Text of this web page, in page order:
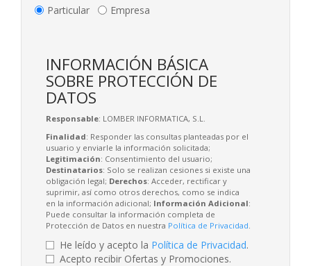
Particular
Empresa
INFORMACIÓN BÁSICA
SOBRE PROTECCIÓN DE
DATOS
Responsable: LOMBER INFORMATICA, S.L.
Finalidad: Responder las consultas planteadas por el
usuario y enviarle la información solicitada;
Legitimación: Consentimiento del usuario;
Destinatarios: Solo se realizan cesiones si existe una
obligación legal; Derechos: Acceder, rectificar y
suprimir, así como otros derechos, como se indica
en la información adicional; Información Adicional:
Puede consultar la información completa de
Protección de Datos en nuestra Política de Privacidad
He leído y acepto la Política de Privacidad.
Acepto recibir Ofertas y Promociones.